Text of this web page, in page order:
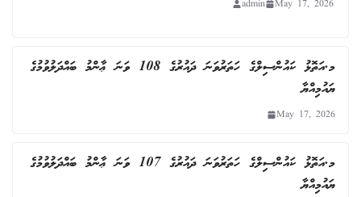
May 17, 2026
admin
މ.އަތޮޅު ކައުންސިލްގެ ހަތަރުވަނަ ދައުރުގެ 108 ވަނަ ޢާންމު ބައްދަލުވުމުގެ
ޔައުމިއްޔާ
May 17, 2026
މ.އަތޮޅު ކައުންސިލްގެ ހަތަރުވަނަ ދައުރުގެ 107 ވަނަ ޢާންމު ބައްދަލުވުމުގެ
ޔައުމިއްޔާ